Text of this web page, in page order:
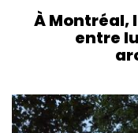
À Montréal,
entre